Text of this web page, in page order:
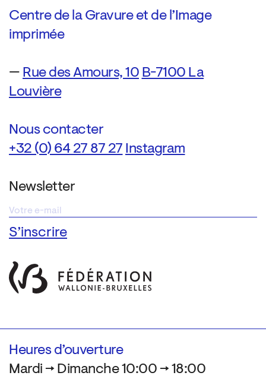
Centre de la Gravure et de l’Image
imprimée
— Rue des Amours, 10 B-7100 La
Louvière
Nous contacter
+32 (0) 64 27 87 27 Instagram
Newsletter
Heures d’ouverture
Mardi → Dimanche 10:00 → 18:00